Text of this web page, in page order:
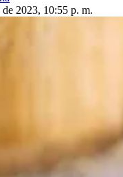
de 2023, 10:55 p. m.